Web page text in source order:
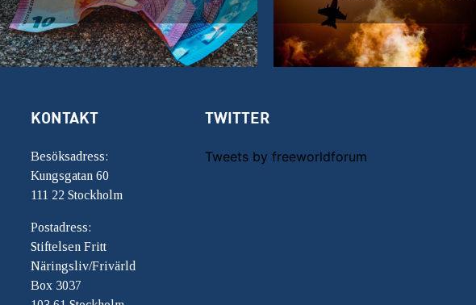
KONTAKT
Besöksadress:
Kungsgatan 60
111 22 Stockholm
Postadress:
Stiftelsen Fritt
Näringsliv/Frivärld
Box 3037
TWITTER
Tweets by freeworldforum